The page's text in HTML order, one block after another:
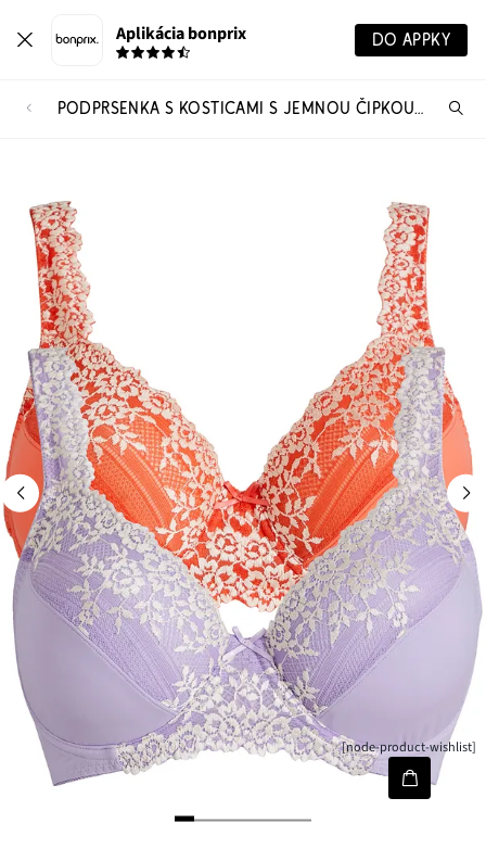
Aplikácia bonprix DO APPKY
PODPRSENKA S KOSTICAMI S JEMNOU ČIPKOU (2 KS)
[node-product-wishlist]